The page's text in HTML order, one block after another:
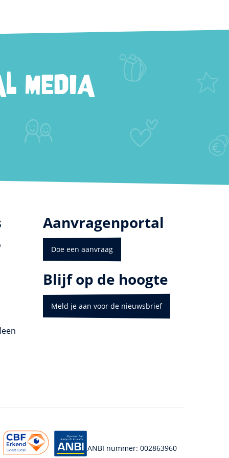
MEDIA
Aanvragenportal
Doe een aanvraag
Blijf op de hoogte
Meld je aan voor de nieuwsbrief
ANBI nummer: 002863960